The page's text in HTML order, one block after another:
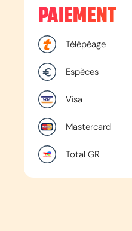
PAIEMENT
Télépéage
Espèces
Visa
Mastercard
Total GR